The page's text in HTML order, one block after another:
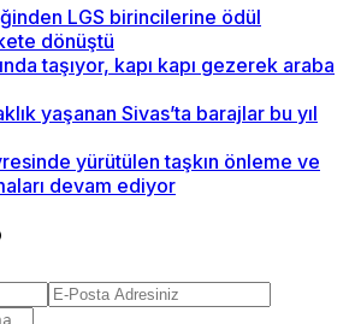
LGS birincilerine ödül
dönüştü
taşıyor, kapı kapı gezerek araba
yaşanan Sivas’ta barajlar bu yıl
yürütülen taşkın önleme ve
devam ediyor